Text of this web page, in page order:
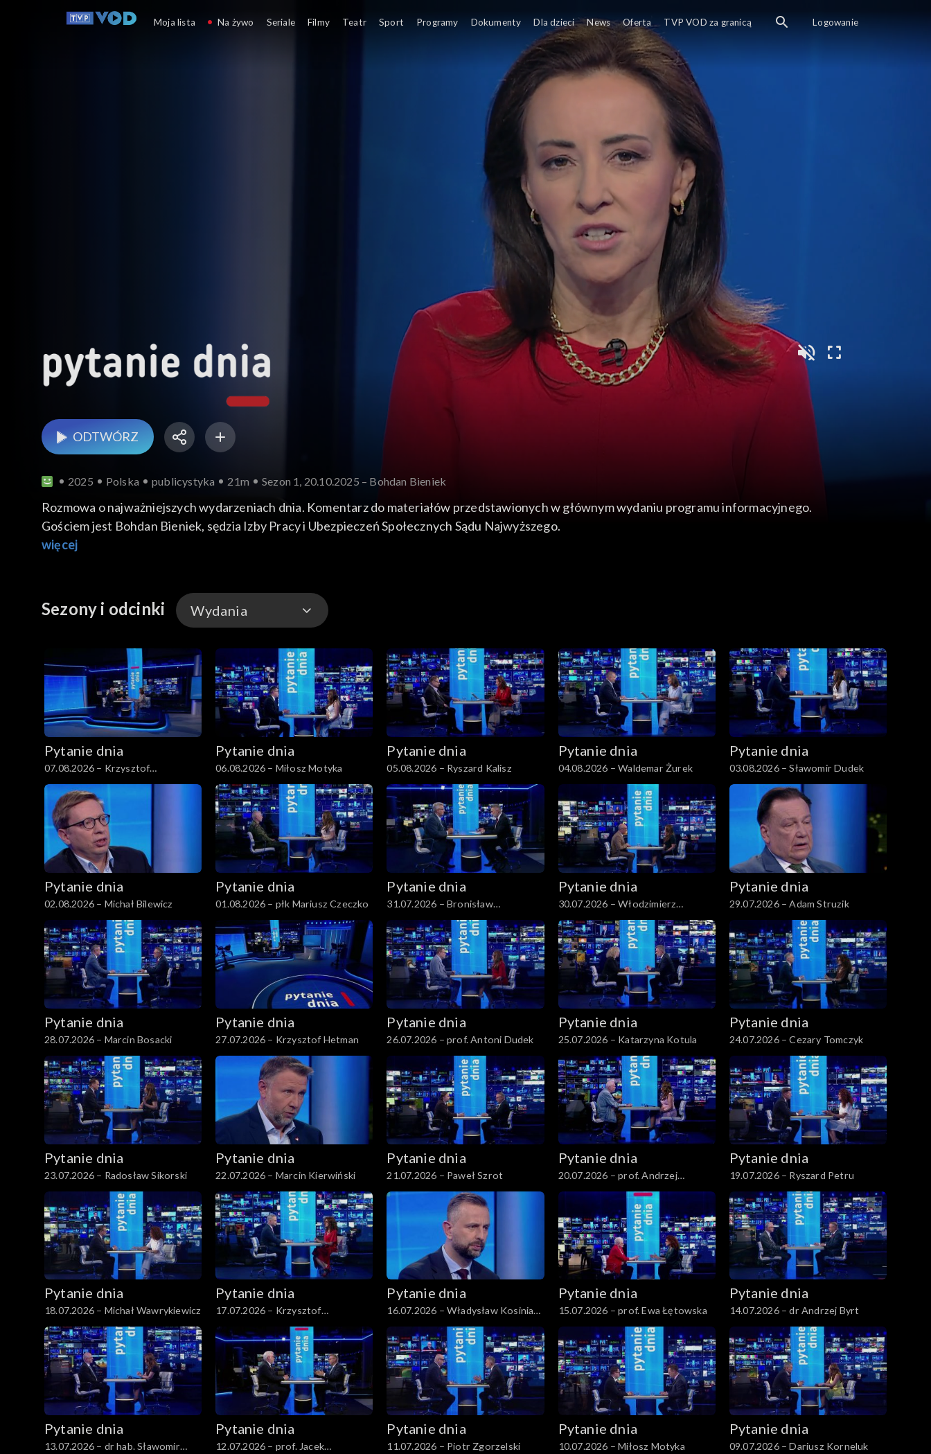
Pytanie dnia
ODTWÓRZ
2025 Polska publicystyka 21m Sezon 1, 20.10.2025 – Bohdan Bieniek
Rozmowa o najważniejszych wydarzeniach dnia. Komentarz do materiałów przedstawionych w głównym wydaniu programu informacyjnego.
Gościem jest Bohdan Bieniek, sędzia Izby Pracy i Ubezpieczeń Społecznych Sądu Najwyższego.
więcej
Sezony i odcinki Wydania
Wydania
Pytanie dnia
07.08.2026 – Krzysztof
Gawkowski
Pytanie dnia
06.08.2026 – Miłosz Motyka
Pytanie dnia
05.08.2026 – Ryszard Kalisz
Pytanie dnia
04.08.2026 – Waldemar Żurek
Pytanie dnia
03.08.2026 – Sławomir Dudek
Pytanie dnia
02.08.2026 – Michał Bilewicz
Pytanie dnia
01.08.2026 – płk Mariusz Czeczko
Pytanie dnia
31.07.2026 – Bronisław
Komorowski
Pytanie dnia
30.07.2026 – Włodzimierz
Czarzasty
Pytanie dnia
29.07.2026 – Adam Struzik
Pytanie dnia
28.07.2026 – Marcin Bosacki
Pytanie dnia
27.07.2026 – Krzysztof Hetman
Pytanie dnia
26.07.2026 – prof. Antoni Dudek
Pytanie dnia
25.07.2026 – Katarzyna Kotula
Pytanie dnia
24.07.2026 – Cezary Tomczyk
Pytanie dnia
23.07.2026 – Radosław Sikorski
Pytanie dnia
22.07.2026 – Marcin Kierwiński
Pytanie dnia
21.07.2026 – Paweł Szrot
Pytanie dnia
20.07.2026 – prof. Andrzej
Rychard
Pytanie dnia
19.07.2026 – Ryszard Petru
Pytanie dnia
18.07.2026 – Michał Wawrykiewicz
Pytanie dnia
17.07.2026 – Krzysztof
Gawkowski
Pytanie dnia
16.07.2026 – Władysław Kosiniak-
Kamysz
Pytanie dnia
15.07.2026 – prof. Ewa Łętowska
Pytanie dnia
14.07.2026 – dr Andrzej Byrt
Pytanie dnia
13.07.2026 – dr hab. Sławomir
Pytanie dnia
12.07.2026 – prof. Jacek
Pytanie dnia
11.07.2026 – Piotr Zgorzelski
Pytanie dnia
10.07.2026 – Miłosz Motyka
Pytanie dnia
09.07.2026 – Dariusz Korneluk
Moja lista Na żywo Seriale Filmy Teatr Sport Programy Dokumenty Dla dzieci News Oferta TVP VOD za granicą Logowanie